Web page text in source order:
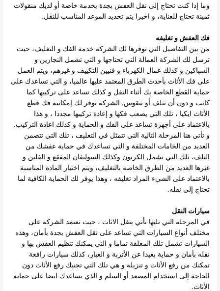
وما إذا كنت تحتاج إلى نقل العفش بجدة بخدمة خاصة أو لديك منقولات
ثمينة تحتاج للعناية، و اخيرا يتم تحديد الموعد المناسب للنقل.
فك العفش و تغليفه
من بين التفاصيل التي توفرها لك الشركة خدمة الفك و التغليف، حيث
ترسل لك الشركة العمالة التي تحتاجها و التي تشمل النجارين و
السباكين و كذلك عمال الكهرباء و فنيين التكييف و غيرهم، ويتم العمل
على فك الأثاث بأحدث الطرق المعتمد عليها عالميا، و التي تساعدك على
حماية القطع الخاصة بك أثناء النقل و كذلك تساعد على تركيبها كما
كانت و دون أن تتلف أو تتقوس. الشركة توفر لك إمكانية فك قطع
الأثاث ايكيا ، تلك التي يصعب فكها و إعادة تركيبها مجددا ، و هذا
بالاعتماد على أجهزة تساعد على الفك و الحماية و كذلك اعادة التركيب.
و تأتي هنا المرحلة التالية التي تتمثل في التغليف ، تلك التي تتضمن
العديد من الخامات المختلفة و التي تساعدك في حماية عفشك من
التلف، تلك التي تشمل الكرتون وكذلك السوليفان المفقع و الفلين و
غيرها العديد من الطرق الخاصة بالتغليف، ويتم اختيار المادة المناسبة
بالاعتماد على الشيء المراد تغليفه ، وهذا يوفر لك الحماية الكافية لما
تحتاج إلى نقله.
سيارات النقل
في المرحلة التي تليها نأتي بنقل الاثاث ، حيث تعتمد الشركة على
مختلف أنواع السيارات التي تساعد على نقل العفش بجدة بأمان، وهذه
السيارات تشمل تلك المغلقة تماما و التي يمكنك تنظيم العفش بها و
نقله بأمان و حماية بعيدا عن الأتربة و الغبار، كذلك سيارات رافعة
تمكنك من رفع الأثاث و تنزيله و هي تلك التي تجنبك رفع الأثاث دون
الحاجة إلى استخدام المصعد أو السلم و الذي يساعدك ايضا على حماية
الأثاث.